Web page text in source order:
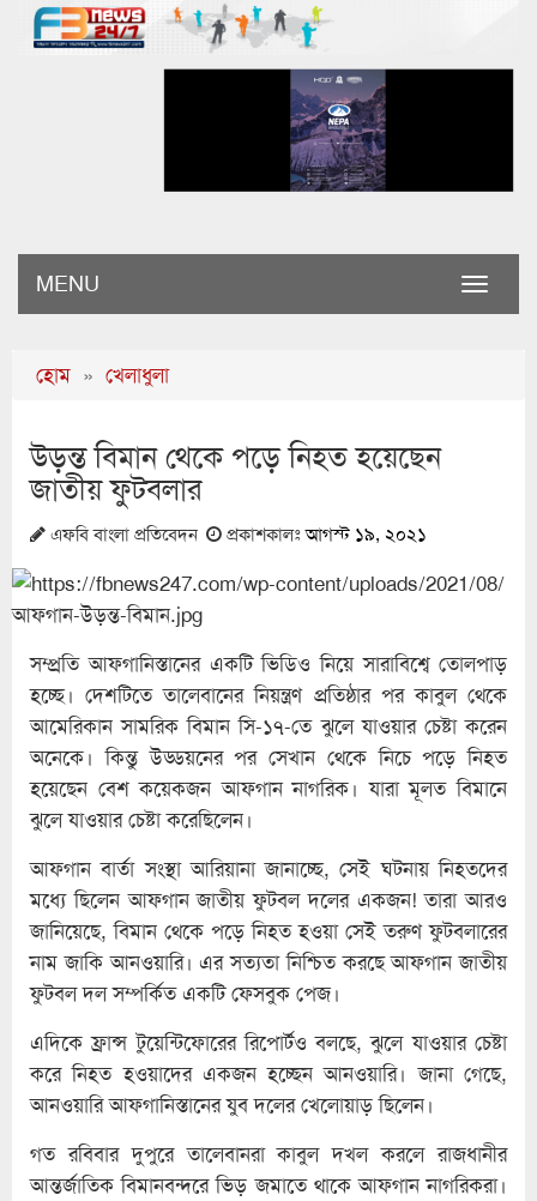
Toggle
MENU
হোম » খেলাধুলা
উড়ন্ত বিমান থেকে পড়ে নিহত হয়েছেন
জাতীয় ফুটবলার
এফবি বাংলা প্রতিবেদন প্রকাশকালঃআগস্ট ১৯, ২০২১
সম্প্রতি আফগানিস্তানের একটি ভিডিও নিয়ে সারাবিশ্বে তোলপাড়
হচ্ছে। দেশটিতে তালেবানের নিয়ন্ত্রণ প্রতিষ্ঠার পর কাবুল থেকে
আমেরিকান সামরিক বিমান সি-১৭-তে ঝুলে যাওয়ার চেষ্টা করেন
অনেকে। কিন্তু উড্ডয়নের পর সেখান থেকে নিচে পড়ে নিহত
হয়েছেন বেশ কয়েকজন আফগান নাগরিক। যারা মূলত বিমানে
ঝুলে যাওয়ার চেষ্টা করেছিলেন।
আফগান বার্তা সংস্থা আরিয়ানা জানাচ্ছে, সেই ঘটনায় নিহতদের
মধ্যে ছিলেন আফগান জাতীয় ফুটবল দলের একজন! তারা আরও
জানিয়েছে, বিমান থেকে পড়ে নিহত হওয়া সেই তরুণ ফুটবলারের
নাম জাকি আনওয়ারি। এর সত্যতা নিশ্চিত করছে আফগান জাতীয়
ফুটবল দল সম্পর্কিত একটি ফেসবুক পেজ।
এদিকে ফ্রান্স টুয়েন্টিফোরের রিপোর্টও বলছে, ঝুলে যাওয়ার চেষ্টা
করে নিহত হওয়াদের একজন হচ্ছেন আনওয়ারি। জানা গেছে,
আনওয়ারি আফগানিস্তানের যুব দলের খেলোয়াড় ছিলেন।
গত রবিবার দুপুরে তালেবানরা কাবুল দখল করলে রাজধানীর
আন্তর্জাতিক বিমানবন্দরে ভিড় জমাতে থাকে আফগান নাগরিকরা।